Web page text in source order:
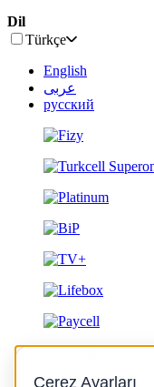
Dil
Türkçe
English
عربى
русский